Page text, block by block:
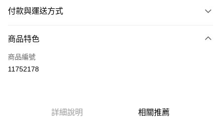
付款與運送方式
信用卡一次付款
運送方式
商品特色
商品編號
11752178
詳細說明 相關推薦